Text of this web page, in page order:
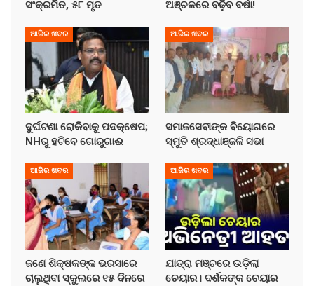
ସଂକ୍ରମିତ, ୫୮ ମୃତ
ଅଞ୍ଚଳରେ ବଢ଼ିବ ବର୍ଷା!
ଆଜିର ଖବର
ଦୁର୍ଘଟଣା ରୋକିବାକୁ ପଦକ୍ଷେପ;
NHରୁ ହଟିବେ ଗୋରୁଗାଈ
ଆଜିର ଖବର
ସମାଜସେବୀଙ୍କ ବିୟୋଗରେ
ସ୍ମୁତି ଶ୍ରଦ୍ଧାଞ୍ଜଳି ସଭା
ଆଜିର ଖବର
ଜଣେ ଶିକ୍ଷକଙ୍କ ଭରସାରେ
ଚାଲୁଥିବା ସ୍କୁଲରେ ୧୫ ଦିନରେ
ଆଜିର ଖବର
ଯାତ୍ରା ମଞ୍ଚରେ ଉଡ଼ିଲା
ଚେୟାର। ଦର୍ଶକଙ୍କ ଚେୟାର